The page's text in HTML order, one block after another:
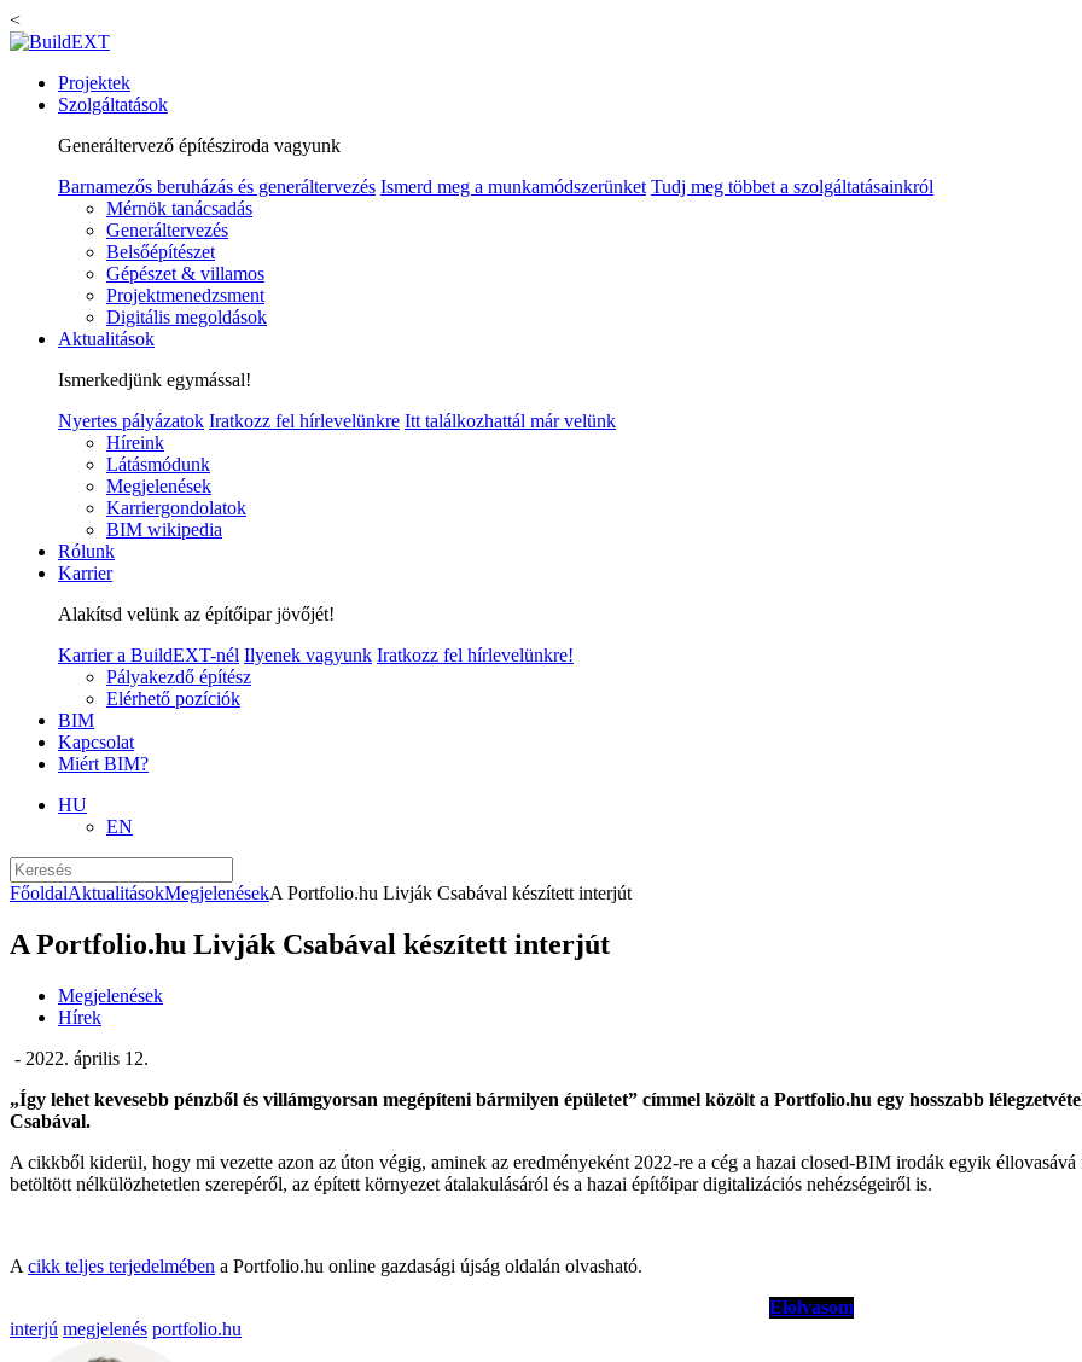
<
Projektek
Szolgáltatások
Generáltervező építésziroda vagyunk
Barnamezős beruházás és generáltervezés Ismerd meg a munkamódszerünket Tudj meg többet a szolgáltatásainkról
Mérnök tanácsadás
Generáltervezés
Belsőépítészet
Gépészet & villamos
Projektmenedzsment
Digitális megoldások
Aktualitások
Ismerkedjünk egymással!
Nyertes pályázatok Iratkozz fel hírlevelünkre Itt találkozhattál már velünk
Híreink
Látásmódunk
Megjelenések
Karriergondolatok
BIM wikipedia
Rólunk
Karrier
Alakítsd velünk az építőipar jövőjét!
Karrier a BuildEXT-nél Ilyenek vagyunk Iratkozz fel hírlevelünkre!
Pályakezdő építész
Elérhető pozíciók
BIM
Kapcsolat
Miért BIM?
HU
EN
FőoldalAktualitásokMegjelenésekA Portfolio.hu Livják Csabával készített interjút
A Portfolio.hu Livják Csabával készített interjút
Megjelenések
Hírek
- 2022. április 12.
„Így lehet kevesebb pénzből és villámgyorsan megépíteni bármilyen épületet” címmel közölt a Portfolio.hu egy hosszabb
Csabával.
A cikkből kiderül, hogy mi vezette azon az úton végig, aminek az eredményeként 2022-re a cég a hazai closed-BIM irodák egyik
betöltött nélkülözhetetlen szerepéről, az épített környezet átalakulásáról és a hazai építőipar digitalizációs nehézségeiről is.
A cikk teljes terjedelmében a Portfolio.hu online gazdasági újság oldalán olvasható.
Elolvasom
interjú megjelenés portfolio.hu